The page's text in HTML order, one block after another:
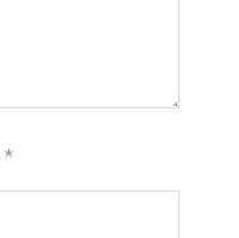
*